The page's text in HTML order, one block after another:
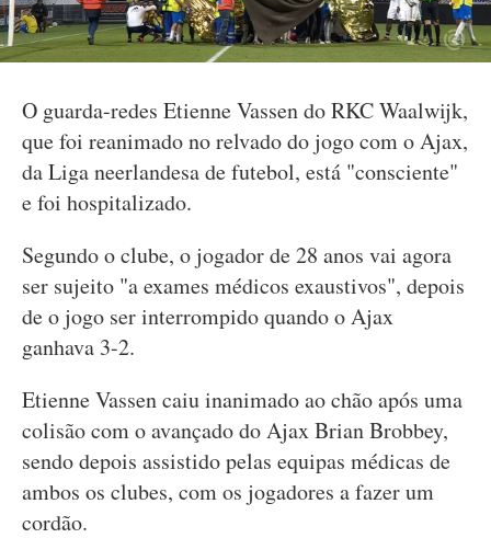
O guarda-redes Etienne Vassen do RKC Waalwijk,
que foi reanimado no relvado do jogo com o Ajax,
da Liga neerlandesa de futebol, está "consciente"
e foi hospitalizado.
Segundo o clube, o jogador de 28 anos vai agora
ser sujeito "a exames médicos exaustivos", depois
de o jogo ser interrompido quando o Ajax
ganhava 3-2.
Etienne Vassen caiu inanimado ao chão após uma
colisão com o avançado do Ajax Brian Brobbey,
sendo depois assistido pelas equipas médicas de
ambos os clubes, com os jogadores a fazer um
cordão.